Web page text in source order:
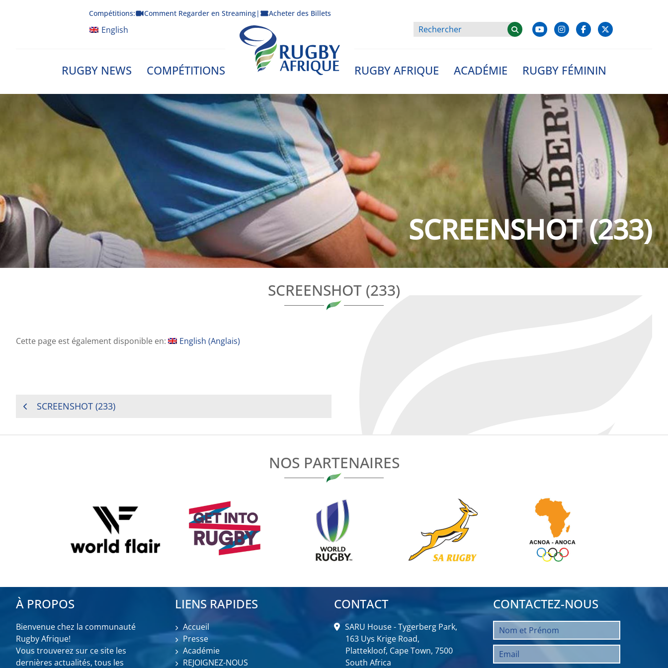
Compétitions: Comment Regarder en Streaming| Acheter des Billets
English
RUGBY NEWS COMPÉTITIONS
Rugby Afrique
RUGBY AFRIQUE ACADÉMIE RUGBY FÉMININ
SCREENSHOT (233)
SCREENSHOT (233)
Cette page est également disponible en: English (Anglais)
NAVIGATION
SCREENSHOT (233)
NOS PARTENAIRES
À PROPOS
Bienvenue chez la communauté
Rugby Afrique!
Vous trouverez sur ce site les
dernières actualités, tous les
LIENS RAPIDES
Accueil
Presse
Académie
REJOIGNEZ-NOUS
CONTACT
SARU House - Tygerberg Park,
163 Uys Krige Road,
Plattekloof, Cape Town, 7500
South Africa
CONTACTEZ-NOUS